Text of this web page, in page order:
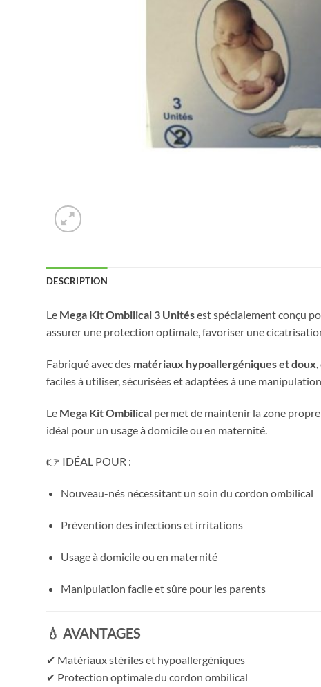
DESCRIPTION
Le Mega Kit Ombilical 3 Unitésest spécialement conçu
assurer une protection optimale, favoriser une
Fabriqué avec des matériaux hypoallergéniques et doux
faciles à utiliser, sécurisées et adaptées à une
Le Mega Kit Ombilical permet de maintenir la zone
idéal pour un usage à domicile ou en maternité.
👉 IDÉAL POUR :
Nouveau-nés nécessitant un soin du cordon ombilical
Prévention des infections et irritations
Usage à domicile ou en maternité
Manipulation facile et sûre pour les parents
💧 AVANTAGES
✔ Matériaux stériles et hypoallergéniques
✔ Protection optimale du cordon ombilical